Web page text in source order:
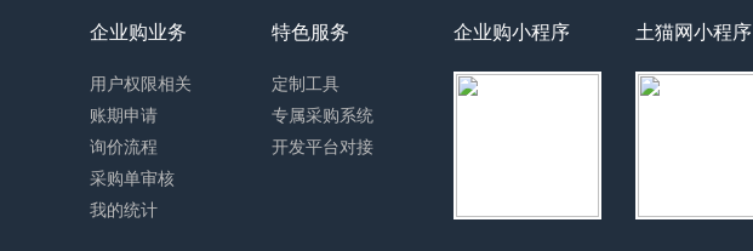
企业购业务
用户权限相关
账期申请
询价流程
采购单审核
我的统计
特色服务
定制工具
专属采购系统
开发平台对接
企业购小程序 土猫网小程序